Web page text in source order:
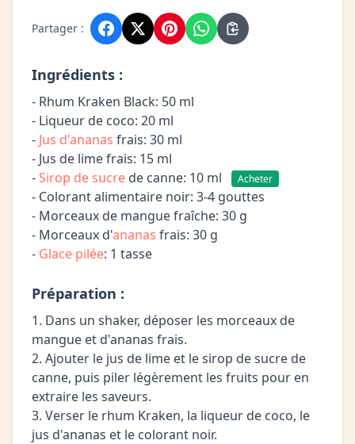
Partager :
Ingrédients :
- Rhum Kraken Black: 50 ml
- Liqueur de coco: 20 ml
- Jus d'ananas frais: 30 ml
- Jus de lime frais: 15 ml
-Sirop de sucre de canne: 10 ml Acheter
- Colorant alimentaire noir: 3-4 gouttes
- Morceaux de mangue fraîche: 30 g
- Morceaux d'ananas frais: 30 g
- Glace pilée: 1 tasse
Préparation :
1. Dans un shaker, déposer les morceaux de
mangue et d'ananas frais.
2. Ajouter le jus de lime et le sirop de sucre de
canne, puis piler légèrement les fruits pour en
extraire les saveurs.
3. Verser le rhum Kraken, la liqueur de coco, le
jus d'ananas et le colorant noir.